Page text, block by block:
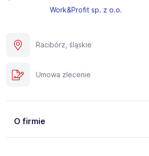
Work&Profit sp. z o.o.
Racibórz, śląskie
Umowa zlecenie
O firmie